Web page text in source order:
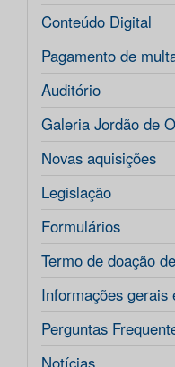
Conteúdo Digital
Pagamento de
Auditório
Galeria Jordão de
Novas aquisições
Legislação
Formulários
Termo de doação
Informações gerais
Perguntas